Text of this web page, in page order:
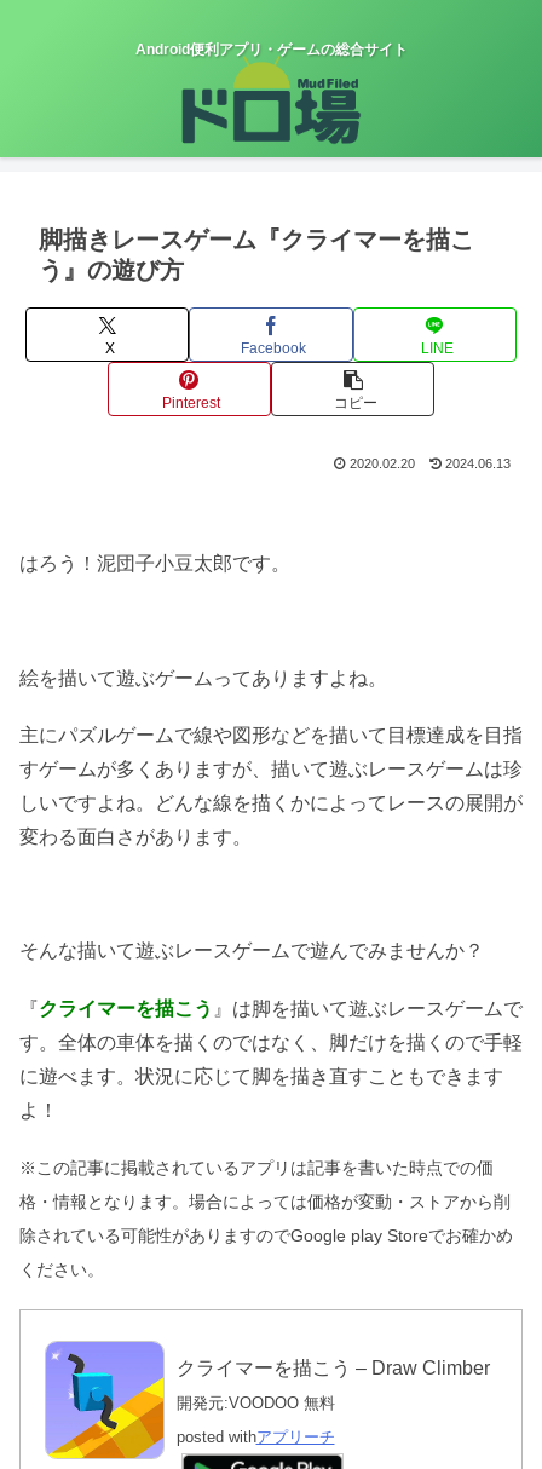
Android便利アプリ・ゲームの総合サイト
脚描きレースゲーム『クライマーを描こ
う』の遊び方
X Facebook LINE
Pinterest コピー
2020.02.20 2024.06.13
はろう！泥団子小豆太郎です。
絵を描いて遊ぶゲームってありますよね。
主にパズルゲームで線や図形などを描いて目標達成を目指
すゲームが多くありますが、描いて遊ぶレースゲームは珍
しいですよね。どんな線を描くかによってレースの展開が
変わる面白さがあります。
そんな描いて遊ぶレースゲームで遊んでみませんか？
『クライマーを描こう 』は脚を描いて遊ぶレースゲームで
す。全体の車体を描くのではなく、脚だけを描くので手軽
に遊べます。状況に応じて脚を描き直すこともできます
よ！
※この記事に掲載されているアプリは記事を書いた時点での価
格・情報となります。場合によっては価格が変動・ストアから削
除されている可能性がありますのでGoogle play Storeでお確かめ
ください。
クライマーを描こう – Draw Climber
開発元:VOODOO 無料
posted withアプリーチ